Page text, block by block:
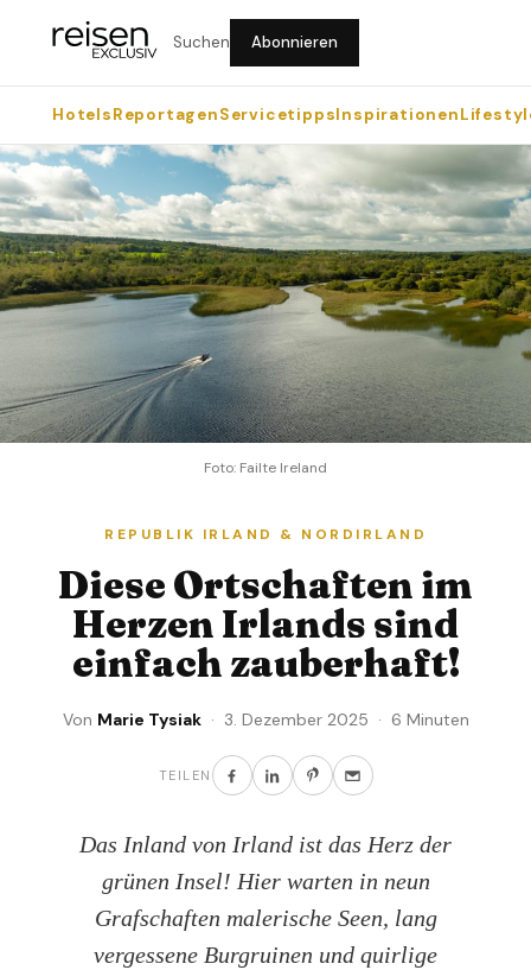
Suchen Abonnieren
HotelsReportagenServicetippsInspirationen
Foto: Failte Ireland
REPUBLIK IRLAND & NORDIRLAND
Diese Ortschaften im
Herzen Irlands sind
einfach zauberhaft!
Von Marie Tysiak· 3. Dezember 2025 · 6 Minuten
TEILEN
Das Inland von Irland ist das Herz der
grünen Insel! Hier warten in neun
Grafschaften malerische Seen, lang
vergessene Burgruinen und quirlige